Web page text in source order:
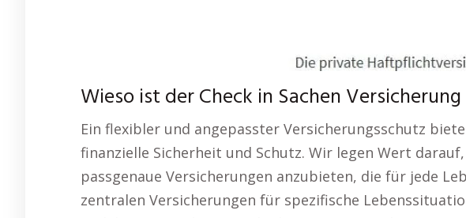
Wieso ist der Check in Sachen
Ein flexibler und angepasster Versicherungsschutz
finanzielle Sicherheit und Schutz. Wir legen Wert
passgenaue Versicherungen anzubieten, die für jede
zentralen Versicherungen für spezifische